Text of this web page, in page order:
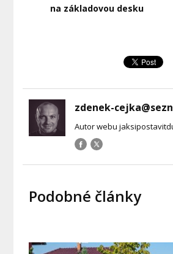
na základovou desku
zdenek-
Autor webu
Podobné články